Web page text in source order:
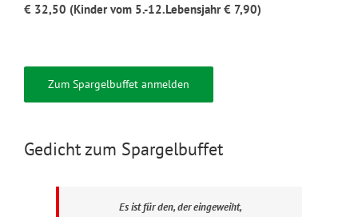
€ 32,50 (Kinder vom 5.-12.Lebensjahr € 7,90)
Zum Spargelbuffet anmelden
Gedicht zum Spargelbuffet
Es ist für den, der eingeweiht,